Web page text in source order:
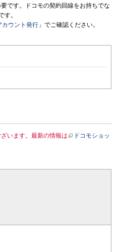
です。ドコモの契約回線をお持ちでな
す。
カウント発行 」でご確認ください。
います。最新の情報は
ドコモショッ